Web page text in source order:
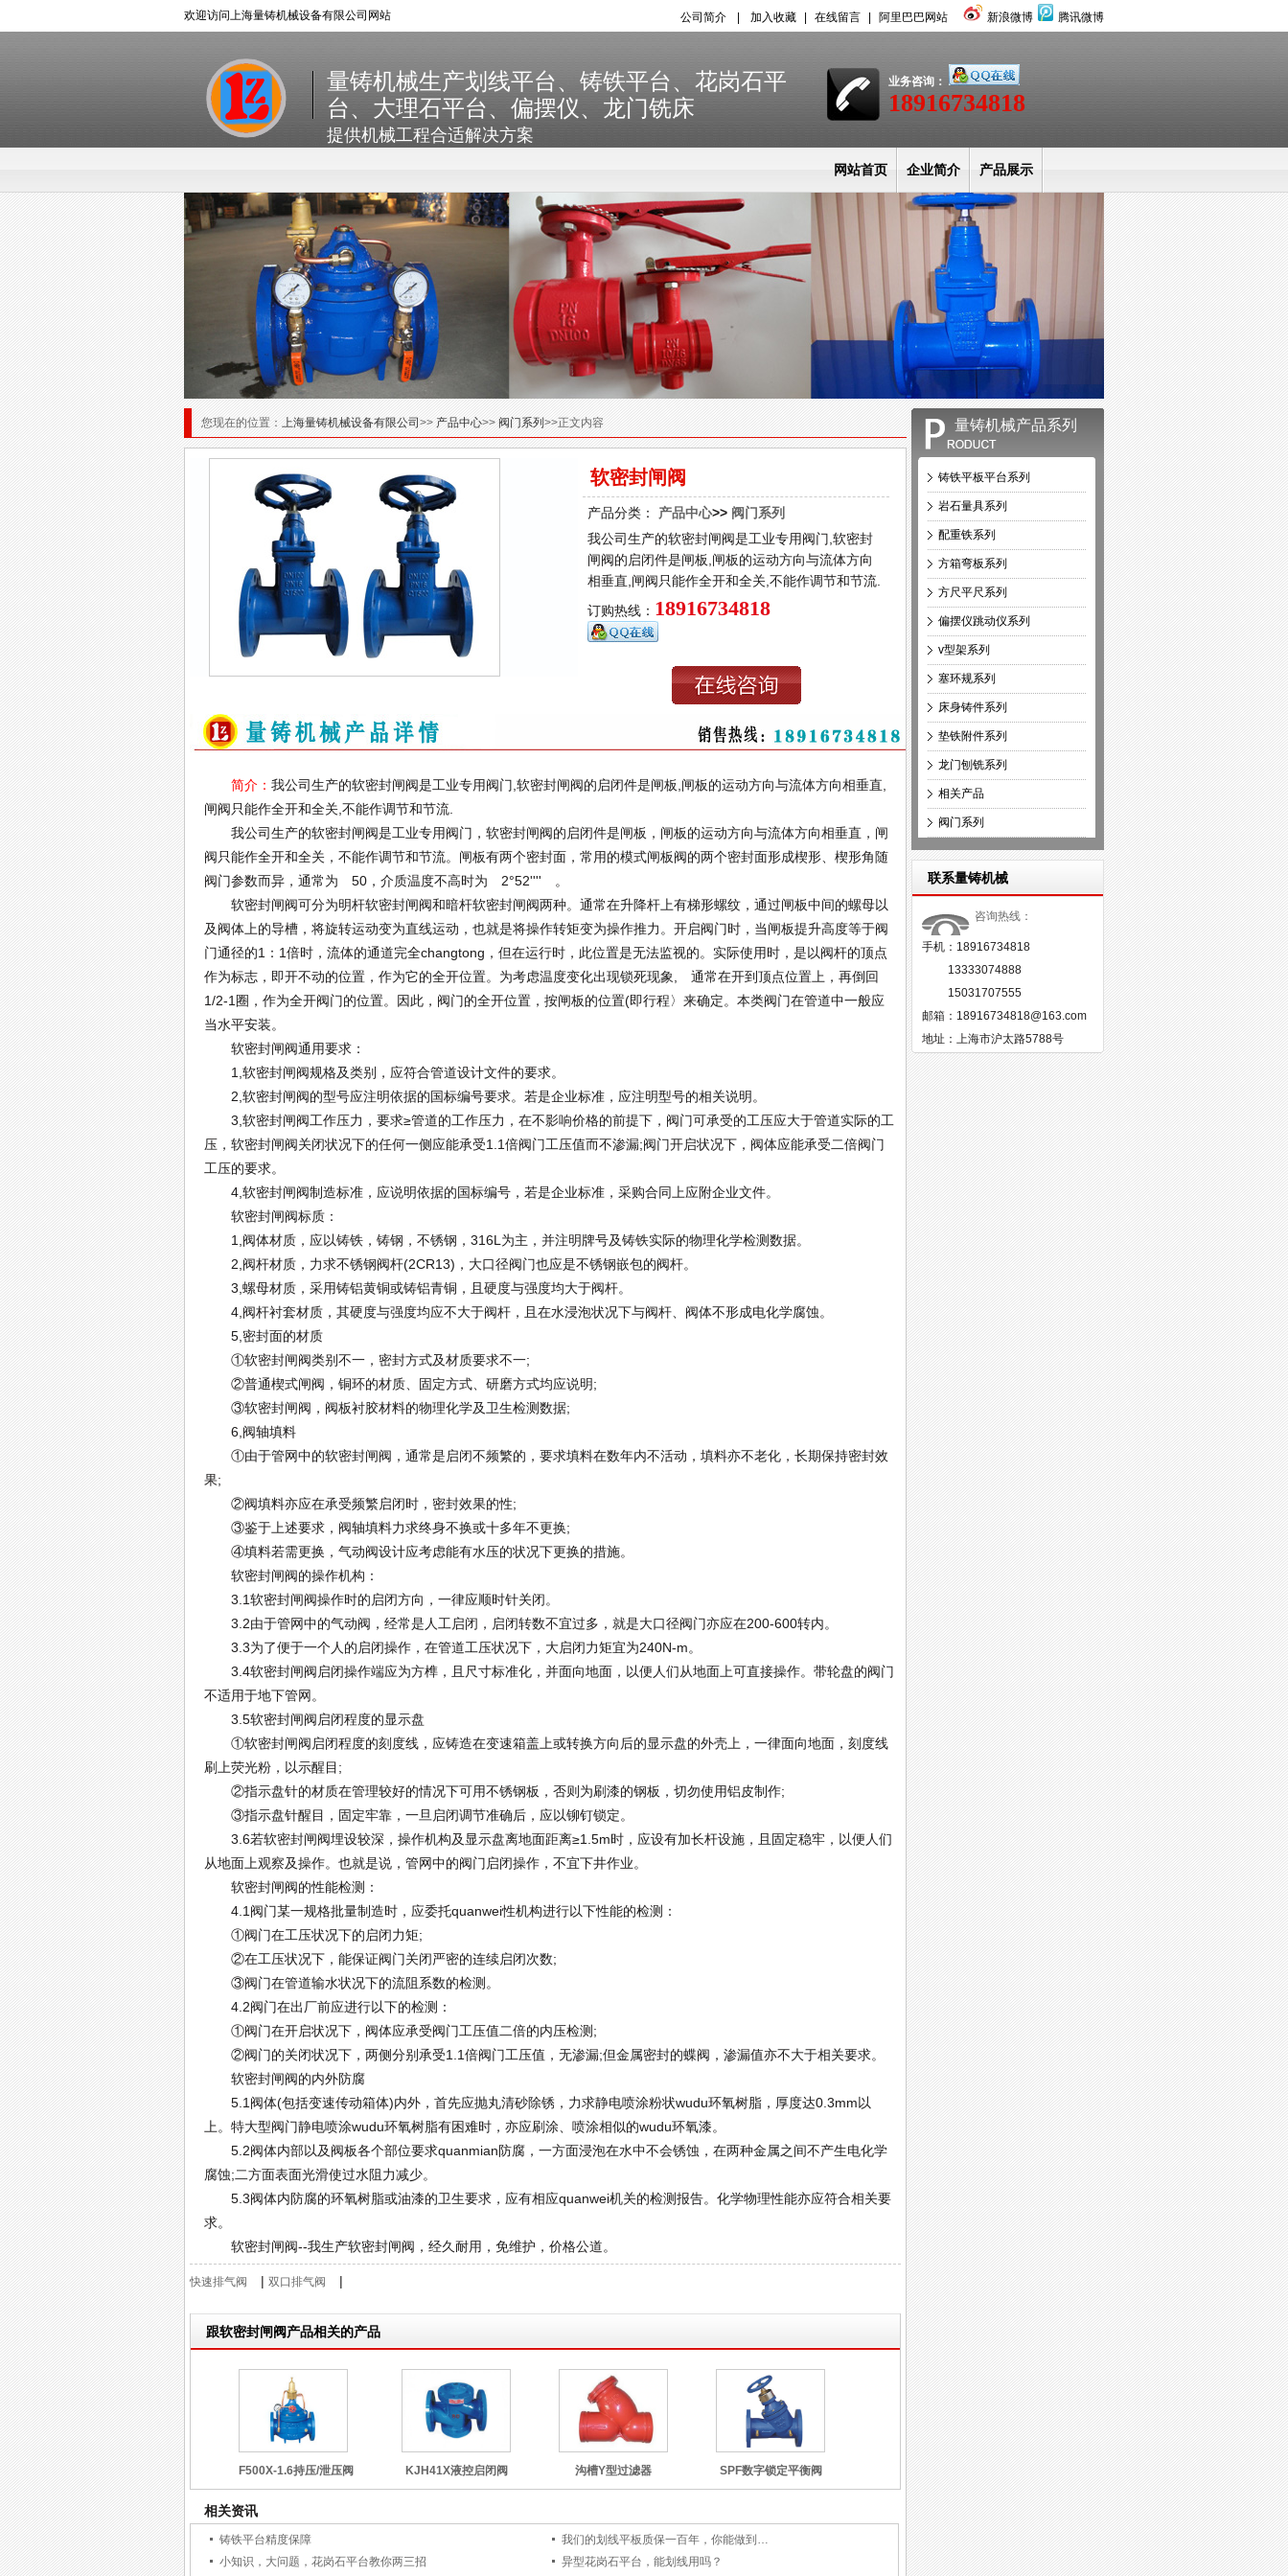
欢迎访问上海量铸机械设备有限公司网站 公司简介 加入收藏 在线留言 阿里巴巴网站 新浪微博 腾讯微博
量铸机械生产划线平台、铸铁平台、花岗石平
台、大理石平台、偏摆仪、龙门铣床
提供机械工程合适解决方案
业务咨询：
18916734818
网站首页 企业简介 产品展示
新闻中心 服务客户 生产现场
网站公告 联系方式
您现在的位置： 上海量铸机械设备有限公司>>产品中心>>阀门系列>>正文内容
软密封闸阀
产品分类： 产品中心>> 阀门系列
我公司生产的软密封闸阀是工业专用阀门,软密封
闸阀的启闭件是闸板,闸板的运动方向与流体方向
相垂直,闸阀只能作全开和全关,不能作调节和节流.
订购热线： 18916734818
简介： 我公司生产的软密封闸阀是工业专用阀门,软密封闸阀的启闭件是闸板,闸板的运动方向与流体方向相垂直,
闸阀只能作全开和全关,不能作调节和节流.
我公司生产的软密封闸阀是工业专用阀门，软密封闸阀的启闭件是闸板，闸板的运动方向与流体方向相垂直，闸
阀只能作全开和全关，不能作调节和节流。闸板有两个密封面，常用的模式闸板阀的两个密封面形成楔形、楔形角随
阀门参数而异，通常为 50，介质温度不高时为 2°52'''' 。
软密封闸阀可分为明杆软密封闸阀和暗杆软密封闸阀两种。通常在升降杆上有梯形螺纹，通过闸板中间的螺母以
及阀体上的导槽，将旋转运动变为直线运动，也就是将操作转矩变为操作推力。开启阀门时，当闸板提升高度等于阀
门通径的1：1倍时，流体的通道完全changtong，但在运行时，此位置是无法监视的。实际使用时，是以阀杆的顶点
作为标志，即开不动的位置，作为它的全开位置。为考虑温度变化出现锁死现象, 通常在开到顶点位置上，再倒回
1/2-1圈，作为全开阀门的位置。因此，阀门的全开位置，按闸板的位置(即行程〉来确定。本类阀门在管道中一般应
当水平安装。
软密封闸阀通用要求：
1,软密封闸阀规格及类别，应符合管道设计文件的要求。
2,软密封闸阀的型号应注明依据的国标编号要求。若是企业标准，应注明型号的相关说明。
3,软密封闸阀工作压力，要求≥管道的工作压力，在不影响价格的前提下，阀门可承受的工压应大于管道实际的工
压，软密封闸阀关闭状况下的任何一侧应能承受1.1倍阀门工压值而不渗漏;阀门开启状况下，阀体应能承受二倍阀门
工压的要求。
4,软密封闸阀制造标准，应说明依据的国标编号，若是企业标准，采购合同上应附企业文件。
软密封闸阀标质：
1,阀体材质，应以铸铁，铸钢，不锈钢，316L为主，并注明牌号及铸铁实际的物理化学检测数据。
2,阀杆材质，力求不锈钢阀杆(2CR13)，大口径阀门也应是不锈钢嵌包的阀杆。
3,螺母材质，采用铸铝黄铜或铸铝青铜，且硬度与强度均大于阀杆。
4,阀杆衬套材质，其硬度与强度均应不大于阀杆，且在水浸泡状况下与阀杆、阀体不形成电化学腐蚀。
5,密封面的材质
①软密封闸阀类别不一，密封方式及材质要求不一;
②普通楔式闸阀，铜环的材质、固定方式、研磨方式均应说明;
③软密封闸阀，阀板衬胶材料的物理化学及卫生检测数据;
6,阀轴填料
①由于管网中的软密封闸阀，通常是启闭不频繁的，要求填料在数年内不活动，填料亦不老化，长期保持密封效
果;
②阀填料亦应在承受频繁启闭时，密封效果的性;
③鉴于上述要求，阀轴填料力求终身不换或十多年不更换;
④填料若需更换，气动阀设计应考虑能有水压的状况下更换的措施。
软密封闸阀的操作机构：
3.1软密封闸阀操作时的启闭方向，一律应顺时针关闭。
3.2由于管网中的气动阀，经常是人工启闭，启闭转数不宜过多，就是大口径阀门亦应在200-600转内。
3.3为了便于一个人的启闭操作，在管道工压状况下，大启闭力矩宜为240N-m。
3.4软密封闸阀启闭操作端应为方榫，且尺寸标准化，并面向地面，以便人们从地面上可直接操作。带轮盘的阀门
不适用于地下管网。
3.5软密封闸阀启闭程度的显示盘
①软密封闸阀启闭程度的刻度线，应铸造在变速箱盖上或转换方向后的显示盘的外壳上，一律面向地面，刻度线
刷上荧光粉，以示醒目;
②指示盘针的材质在管理较好的情况下可用不锈钢板，否则为刷漆的钢板，切勿使用铝皮制作;
③指示盘针醒目，固定牢靠，一旦启闭调节准确后，应以铆钉锁定。
3.6若软密封闸阀埋设较深，操作机构及显示盘离地面距离≥1.5m时，应设有加长杆设施，且固定稳牢，以便人们
从地面上观察及操作。也就是说，管网中的阀门启闭操作，不宜下井作业。
软密封闸阀的性能检测：
4.1阀门某一规格批量制造时，应委托quanwei性机构进行以下性能的检测：
①阀门在工压状况下的启闭力矩;
②在工压状况下，能保证阀门关闭严密的连续启闭次数;
③阀门在管道输水状况下的流阻系数的检测。
4.2阀门在出厂前应进行以下的检测：
①阀门在开启状况下，阀体应承受阀门工压值二倍的内压检测;
②阀门的关闭状况下，两侧分别承受1.1倍阀门工压值，无渗漏;但金属密封的蝶阀，渗漏值亦不大于相关要求。
软密封闸阀的内外防腐
5.1阀体(包括变速传动箱体)内外，首先应抛丸清砂除锈，力求静电喷涂粉状wudu环氧树脂，厚度达0.3mm以
上。特大型阀门静电喷涂wudu环氧树脂有困难时，亦应刷涂、喷涂相似的wudu环氧漆。
5.2阀体内部以及阀板各个部位要求quanmian防腐，一方面浸泡在水中不会锈蚀，在两种金属之间不产生电化学
腐蚀;二方面表面光滑使过水阻力减少。
5.3阀体内防腐的环氧树脂或油漆的卫生要求，应有相应quanwei机关的检测报告。化学物理性能亦应符合相关要
求。
软密封闸阀--我生产软密封闸阀，经久耐用，免维护，价格公道。
快速排气阀 | 双口排气阀 |
跟软密封闸阀产品相关的产品
F500X-1.6持压/泄压阀 KJH41X液控启闭阀 沟槽Y型过滤器 SPF数字锁定平衡阀
相关资讯
铸铁平台精度保障
我们的划线平板质保一百年，你能做到…
小知识，大问题，花岗石平台教你两三招
异型花岗石平台，能划线用吗？
量铸机械产品系列
铸铁平板平台系列
岩石量具系列
配重铁系列
方箱弯板系列
方尺平尺系列
偏摆仪跳动仪系列
v型架系列
塞环规系列
床身铸件系列
垫铁附件系列
龙门刨铣系列
相关产品
阀门系列
联系量铸机械
咨询热线：
手机：18916734818
13333074888
15031707555
邮箱：18916734818@163.com
地址：上海市沪太路5788号